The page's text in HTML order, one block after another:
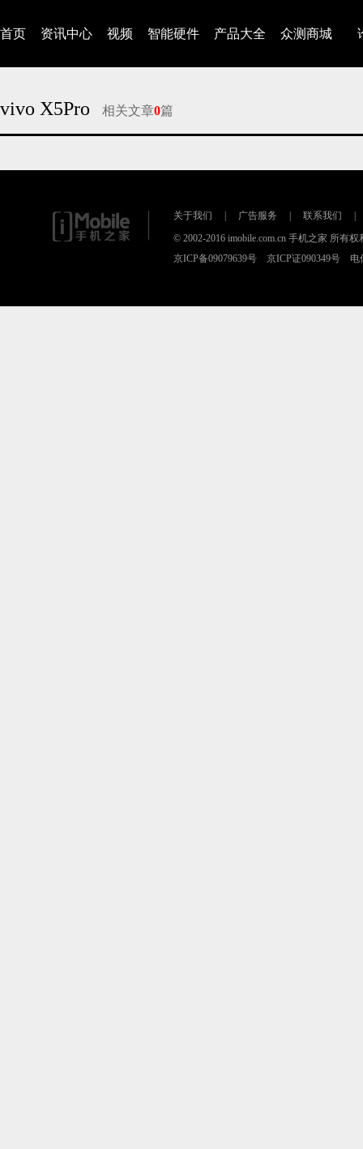
首页 资讯中心 视频 智能硬件 产品大全 众测商城
vivo X5Pro 相关文章0篇
关于我们 广告服务 联系我们
© 2002-2016 imobile.com.cn 手机之家 所有权
京ICP备09079639号 京ICP证090349号 电